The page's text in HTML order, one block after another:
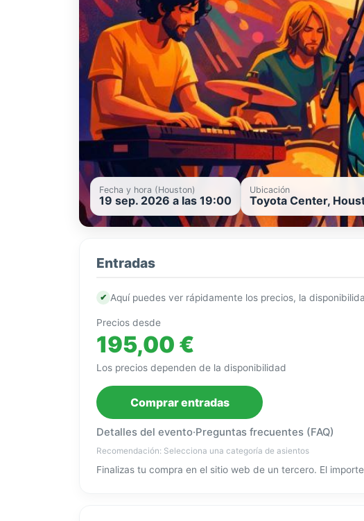
Fecha y hora (Houston)
19 sep. 2026 a las 19:00
Ubicación
Toyota Center,
Entradas
✔ Aquí puedes ver rápidamente los precios, la
Precios desde
195,00 €
Los precios dependen de la disponibilidad
Comprar entradas
Detalles del evento·Preguntas frecuentes (FAQ)
Recomendación: Selecciona una categoría de asientos
Finalizas tu compra en el sitio web de un tercero. El